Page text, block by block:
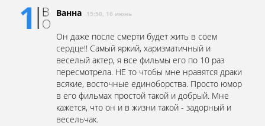
Ванна 15:50, 16 июнь
Он даже после смерти будет жить в соем
сердце!! Самый яркий, харизматичный и
веселый актер, я все фильмы его по 10 раз
пересмотрела. НЕ то чтобы мне нравятся драки
всякие, восточные единоборства. Просто юмор
в его фильмах простой такой и добрый. Мне
кажется, что он и в жизни такой - задорный и
весельчак.